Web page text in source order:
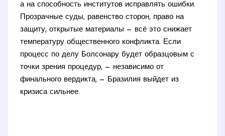
а на способность институтов исправлять ошибки.
Прозрачные суды, равенство сторон, право на
защиту, открытые материалы — всё это снижает
температуру общественного конфликта. Если
процесс по делу Болсонару будет образцовым с
точки зрения процедур, — независимо от
финального вердикта, — Бразилия выйдет из
кризиса сильнее.